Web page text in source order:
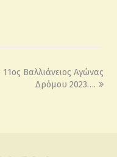
11ος Βαλλιάνειος Αγώνας
Δρόμου 2023….